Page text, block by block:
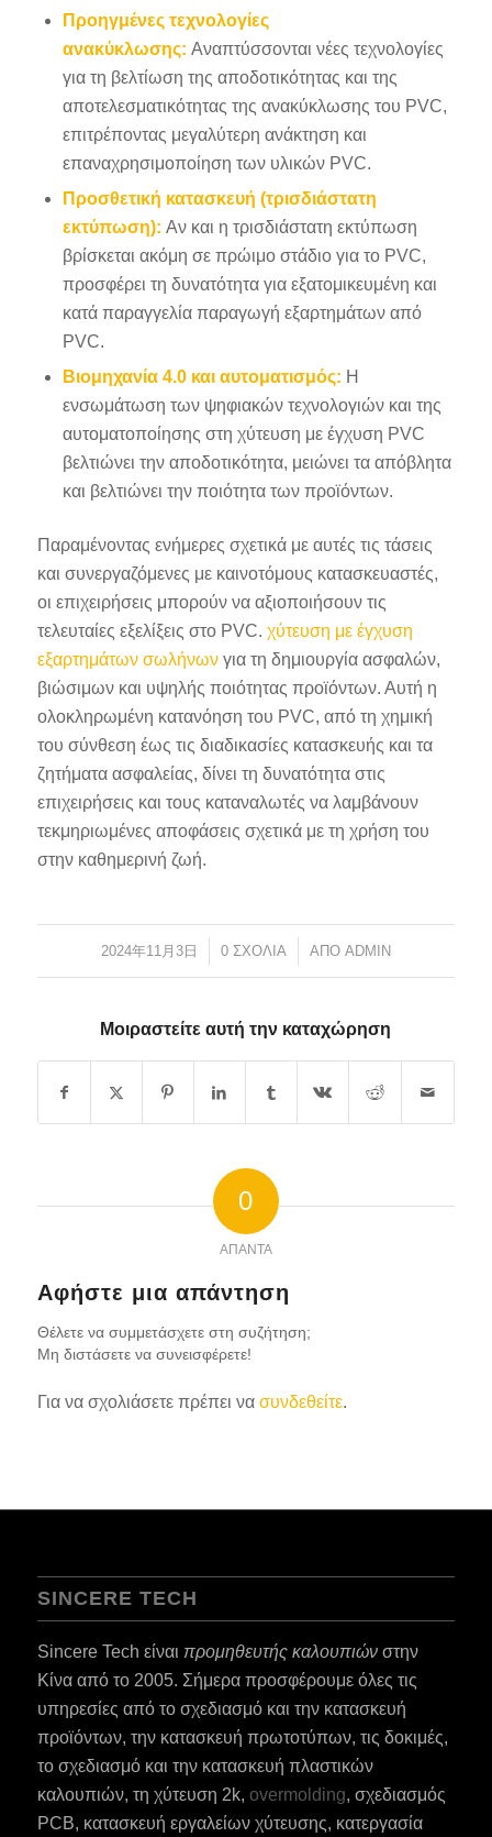
Προηγμένες τεχνολογίες
ανακύκλωσης: Αναπτύσσονται νέες τεχνολογίες
για τη βελτίωση της αποδοτικότητας και της
αποτελεσματικότητας της ανακύκλωσης του PVC,
επιτρέποντας μεγαλύτερη ανάκτηση και
επαναχρησιμοποίηση των υλικών PVC.
Προσθετική κατασκευή (τρισδιάστατη
εκτύπωση): Αν και η τρισδιάστατη εκτύπωση
βρίσκεται ακόμη σε πρώιμο στάδιο για το PVC,
προσφέρει τη δυνατότητα για εξατομικευμένη και
κατά παραγγελία παραγωγή εξαρτημάτων από
PVC.
Βιομηχανία 4.0 και αυτοματισμός: Η
ενσωμάτωση των ψηφιακών τεχνολογιών και της
αυτοματοποίησης στη χύτευση με έγχυση PVC
βελτιώνει την αποδοτικότητα, μειώνει τα απόβλητα
και βελτιώνει την ποιότητα των προϊόντων.
Παραμένοντας ενήμερες σχετικά με αυτές τις τάσεις
και συνεργαζόμενες με καινοτόμους κατασκευαστές,
οι επιχειρήσεις μπορούν να αξιοποιήσουν τις
τελευταίες εξελίξεις στο PVC. χύτευση με έγχυση
εξαρτημάτων σωλήνωνγια τη δημιουργία ασφαλών,
βιώσιμων και υψηλής ποιότητας προϊόντων. Αυτή η
ολοκληρωμένη κατανόηση του PVC, από τη χημική
του σύνθεση έως τις διαδικασίες κατασκευής και τα
ζητήματα ασφαλείας, δίνει τη δυνατότητα στις
επιχειρήσεις και τους καταναλωτές να λαμβάνουν
τεκμηριωμένες αποφάσεις σχετικά με τη χρήση του
στην καθημερινή ζωή.
2024年11月3日
/ 0 ΣΧΌΛΙΑ
/ ΑΠΌ ADMIN
Μοιραστείτε αυτή την καταχώρηση
0
ΑΠΑΝΤΆ
Αφήστε μια απάντηση
Θέλετε να συμμετάσχετε στη συζήτηση;
Μη διστάσετε να συνεισφέρετε!
Για να σχολιάσετε πρέπει να συνδεθείτε.
SINCERE TECH
Sincere Tech είναι προμηθευτής καλουπιώνστην
Κίνα από το 2005. Σήμερα προσφέρουμε όλες τις
υπηρεσίες από το σχεδιασμό και την κατασκευή
προϊόντων, την κατασκευή πρωτοτύπων, τις δοκιμές,
το σχεδιασμό και την κατασκευή πλαστικών
καλουπιών, τη χύτευση 2k, overmolding, σχεδιασμός
PCB, κατασκευή εργαλείων χύτευσης, κατεργασία